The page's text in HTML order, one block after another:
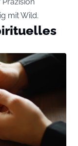
mit Wild.